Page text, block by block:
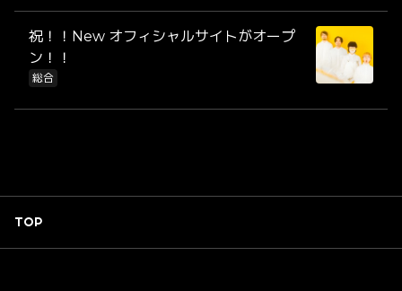
祝！！New オフィシャルサイトがオープ
ン！！
総合
TOP